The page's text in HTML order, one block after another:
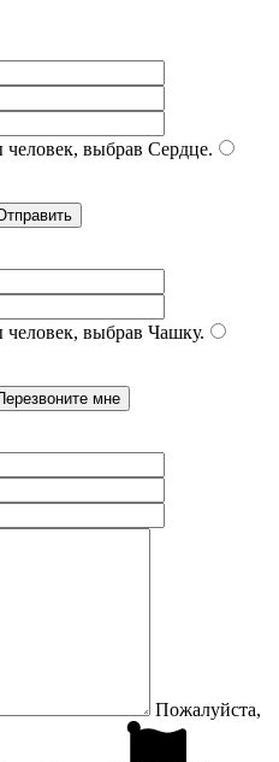
выбрав Сердце.
выбрав Чашку.
Пожалуйста,